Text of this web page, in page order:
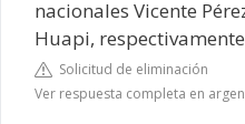
nacionales Vicente
Huapi,
Solicitud de eliminación
Ver respuesta completa en